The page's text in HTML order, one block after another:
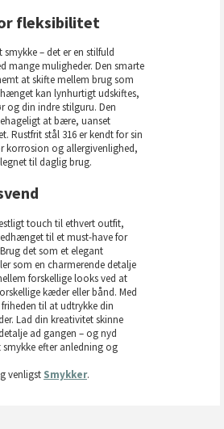
fleksibilitet
– det er en stilfuld
mange muligheder. Den smarte
at skifte mellem brug som
kan lynhurtigt udskiftes,
og din indre stilguru. Den
at bære, uanset
Rustfrit stål 316 er kendt for sin
korrosion og allergivenlighed,
til daglig brug.
touch til ethvert outfit,
til et must-have for
det som et elegant
som en charmerende detalje
forskellige looks ved at
kæder eller bånd. Med
til at udtrykke din
Lad din kreativitet skinne
ad gangen – og nyd
efter anledning og
venligst Smykker.